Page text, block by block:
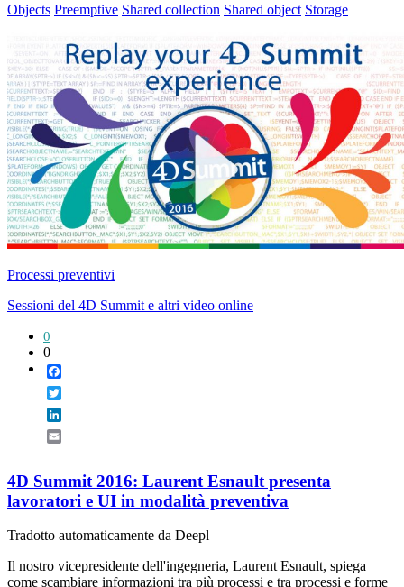
Objects Preemptive Shared collection Shared object Storage
Processi preventivi
Sessioni del 4D Summit e altri video online
0
0
4D Summit 2016: Laurent Esnault presenta
lavoratori e UI in modalità preventiva
Tradotto automaticamente da Deepl
Il nostro vicepresidente dell'ingegneria, Laurent Esnault, spiega
come scambiare informazioni tra più processi e tra processi e forme